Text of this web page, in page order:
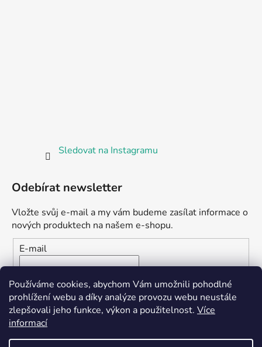
Používáme cookies, abychom Vám umožnili pohodlné
prohlížení webu a díky analýze provozu webu neustále
zlepšovali jeho funkce, výkon a použitelnost. Více
informací
Sledovat na Instagramu
Odebírat newsletter
Vložte svůj e-mail a my vám budeme zasílat informace o
nových produktech na našem e-shopu.
E-mail
Vložením e-mailu souhlasíte s
podmínkami ochrany
osobních údajů
PŘIHLÁSIT SE